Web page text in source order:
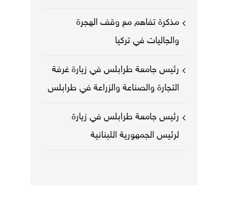
مذكرة تفاهم مع وقف الهجرة
والجاليات في تركيا
رئيس جامعة طرابلس في زيارة غرفة
التجارة والصناعة والزراعة في طرابلس
رئيس جامعة طرابلس في زيارة
لرئيس الجمهورية اللبنانية